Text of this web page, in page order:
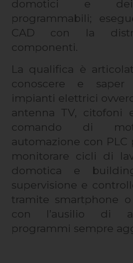
domotici e dei
programmabili;
CAD con la
componenti.
La qualifica è
conoscere e saper
impianti elettrici
antenna TV, citofoni
comando di
automazione con PLC
monitorare cicli di
domotica e
supervisione e
tramite smartphone
con l’ausilio di
programmi sempre